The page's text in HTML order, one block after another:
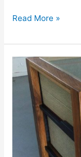
3m
dresoir
‘sehnsucht’
Read More »